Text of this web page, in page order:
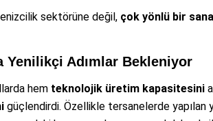
sektörüne değil, çok yönlü bir
Yenilikçi Adımlar Bekleniyor
hem teknolojik üretim kapasitesini
güçlendirdi. Özellikle tersanelerde